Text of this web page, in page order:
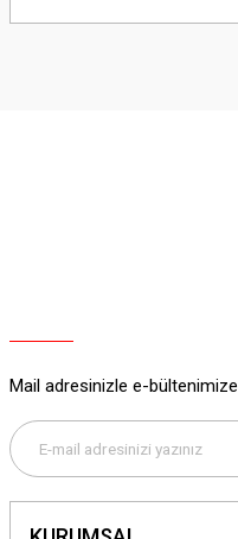
yetersiz gördüğünüz noktaları
Mail adresinizle e-